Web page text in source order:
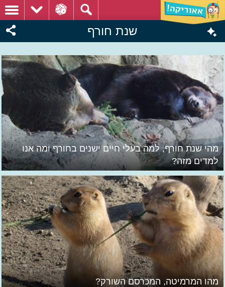
שנת חורף
מהי שנת חורף, למה בעלי חיים ישנים בחורף ומה אנו
למדים מזה?
מהו המרמיטה, המכרסם השורק?